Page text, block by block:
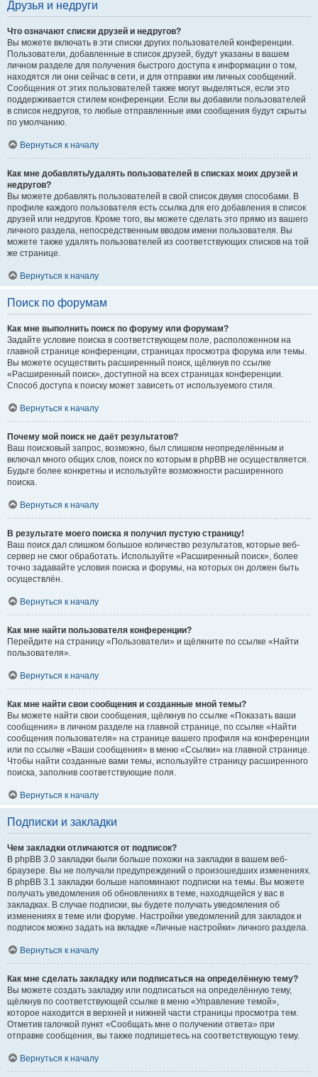
Друзья и недруги
Что означают списки друзей и недругов?
Вы можете включать в эти списки других пользователей конференции.
Пользователи, добавленные в список друзей, будут указаны в вашем
личном разделе для получения быстрого доступа к информации о том,
находятся ли они сейчас в сети, и для отправки им личных сообщений.
Сообщения от этих пользователей также могут выделяться, если это
поддерживается стилем конференции. Если вы добавили пользователей
в список недругов, то любые отправленные ими сообщения будут скрыты
по умолчанию.
Вернуться к началу
Как мне добавлять/удалять пользователей в списках моих друзей и
недругов?
Вы можете добавлять пользователей в свой список двумя способами. В
профиле каждого пользователя есть ссылка для его добавления в список
друзей или недругов. Кроме того, вы можете сделать это прямо из вашего
личного раздела, непосредственным вводом имени пользователя. Вы
можете также удалять пользователей из соответствующих списков на той
же странице.
Вернуться к началу
Поиск по форумам
Как мне выполнить поиск по форуму или форумам?
Задайте условие поиска в соответствующем поле, расположенном на
главной странице конференции, страницах просмотра форума или темы.
Вы можете осуществить расширенный поиск, щёлкнув по ссылке
«Расширенный поиск», доступной на всех страницах конференции.
Способ доступа к поиску может зависеть от используемого стиля.
Вернуться к началу
Почему мой поиск не даёт результатов?
Ваш поисковый запрос, возможно, был слишком неопределённым и
включал много общих слов, поиск по которым в phpBB не осуществляется.
Будьте более конкретны и используйте возможности расширенного
поиска.
Вернуться к началу
В результате моего поиска я получил пустую страницу!
Ваш поиск дал слишком большое количество результатов, которые веб-
сервер не смог обработать. Используйте «Расширенный поиск», более
точно задавайте условия поиска и форумы, на которых он должен быть
осуществлён.
Вернуться к началу
Как мне найти пользователя конференции?
Перейдите на страницу «Пользователи» и щёлкните по ссылке «Найти
пользователя».
Вернуться к началу
Как мне найти свои сообщения и созданные мной темы?
Вы можете найти свои сообщения, щёлкнув по ссылке «Показать ваши
сообщения» в личном разделе на главной странице, по ссылке «Найти
сообщения пользователя» на странице вашего профиля на конференции
или по ссылке «Ваши сообщения» в меню «Ссылки» на главной странице.
Чтобы найти созданные вами темы, используйте страницу расширенного
поиска, заполнив соответствующие поля.
Вернуться к началу
Подписки и закладки
Чем закладки отличаются от подписок?
В phpBB 3.0 закладки были больше похожи на закладки в вашем веб-
браузере. Вы не получали предупреждений о произошедших изменениях.
В phpBB 3.1 закладки больше напоминают подписки на темы. Вы можете
получать уведомления об обновлениях в теме, находящейся у вас в
закладках. В случае подписки, вы будете получать уведомления об
изменениях в теме или форуме. Настройки уведомлений для закладок и
подписок можно задать на вкладке «Личные настройки» личного раздела.
Вернуться к началу
Как мне сделать закладку или подписаться на определённую тему?
Вы можете создать закладку или подписаться на определённую тему,
щёлкнув по соответствующей ссылке в меню «Управление темой»,
которое находится в верхней и нижней части страницы просмотра тем.
Отметив галочкой пункт «Сообщать мне о получении ответа» при
отправке сообщения, вы также подпишетесь на соответствующую тему.
Вернуться к началу